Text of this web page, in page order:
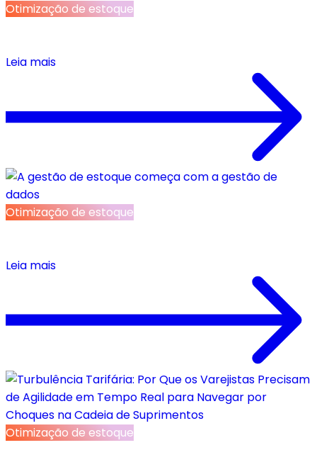
Otimização de estoque
Leia mais
Otimização de estoque
Leia mais
Otimização de estoque